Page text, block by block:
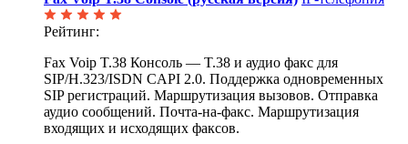
Рейтинг:
Fax Voip T.38 Консоль — T.38 и аудио факс для
SIP/H.323/ISDN CAPI 2.0. Поддержка одновременных
SIP регистраций. Маршрутизация вызовов. Отправка
аудио сообщений. Почта-на-факс. Маршрутизация
входящих и исходящих факсов.